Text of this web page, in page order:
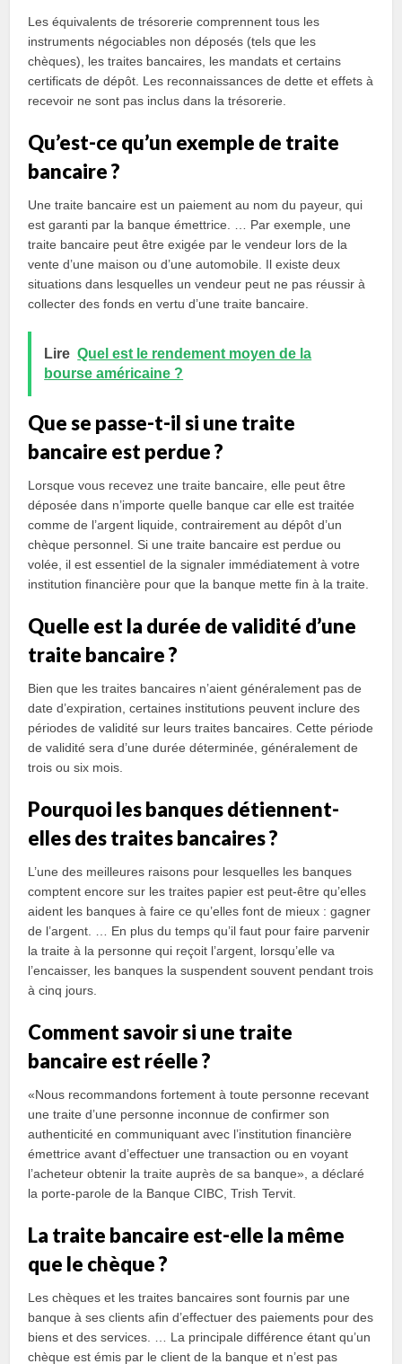
Les équivalents de trésorerie comprennent tous les
instruments négociables non déposés (tels que les
chèques), les traites bancaires, les mandats et certains
certificats de dépôt. Les reconnaissances de dette et effets à
recevoir ne sont pas inclus dans la trésorerie.
Qu’est-ce qu’un exemple de traite
bancaire ?
Une traite bancaire est un paiement au nom du payeur, qui
est garanti par la banque émettrice. … Par exemple, une
traite bancaire peut être exigée par le vendeur lors de la
vente d’une maison ou d’une automobile. Il existe deux
situations dans lesquelles un vendeur peut ne pas réussir à
collecter des fonds en vertu d’une traite bancaire.
Lire Quel est le rendement moyen de la
bourse américaine ?
Que se passe-t-il si une traite
bancaire est perdue ?
Lorsque vous recevez une traite bancaire, elle peut être
déposée dans n’importe quelle banque car elle est traitée
comme de l’argent liquide, contrairement au dépôt d’un
chèque personnel. Si une traite bancaire est perdue ou
volée, il est essentiel de la signaler immédiatement à votre
institution financière pour que la banque mette fin à la traite.
Quelle est la durée de validité d’une
traite bancaire ?
Bien que les traites bancaires n’aient généralement pas de
date d’expiration, certaines institutions peuvent inclure des
périodes de validité sur leurs traites bancaires. Cette période
de validité sera d’une durée déterminée, généralement de
trois ou six mois.
Pourquoi les banques détiennent-
elles des traites bancaires ?
L’une des meilleures raisons pour lesquelles les banques
comptent encore sur les traites papier est peut-être qu’elles
aident les banques à faire ce qu’elles font de mieux : gagner
de l’argent. … En plus du temps qu’il faut pour faire parvenir
la traite à la personne qui reçoit l’argent, lorsqu’elle va
l’encaisser, les banques la suspendent souvent pendant trois
à cinq jours.
Comment savoir si une traite
bancaire est réelle ?
«Nous recommandons fortement à toute personne recevant
une traite d’une personne inconnue de confirmer son
authenticité en communiquant avec l’institution financière
émettrice avant d’effectuer une transaction ou en voyant
l’acheteur obtenir la traite auprès de sa banque», a déclaré
la porte-parole de la Banque CIBC, Trish Tervit.
La traite bancaire est-elle la même
que le chèque ?
Les chèques et les traites bancaires sont fournis par une
banque à ses clients afin d’effectuer des paiements pour des
biens et des services. … La principale différence étant qu’un
chèque est émis par le client de la banque et n’est pas